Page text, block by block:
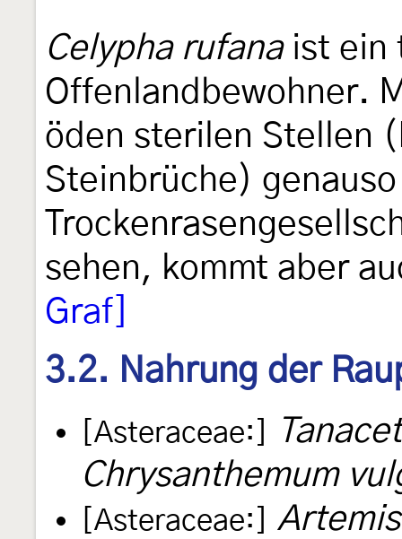
Celypha rufanaist ein
Offenlandbewohner.
öden sterilen Stellen
Steinbrüche)
sehen, kommt aber
Graf]
3.2. Nahrung der
[Asteraceae:]
Chrysanthemum
[Asteraceae:]